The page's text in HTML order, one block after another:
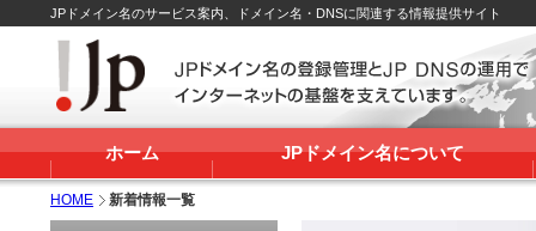
JPドメイン名のサービス案内、ドメイン名・DNSに関連する情報提供サイト
ホーム JPドメイン名について
HOME 新着情報一覧